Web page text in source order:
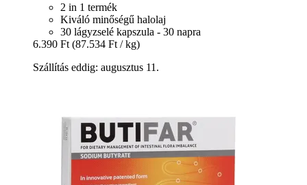
2 in 1 termék
Kiváló minőségű halolaj
30 lágyzselé kapszula - 30 napra
6.390 Ft (87.534 Ft / kg)
Szállítás eddig: augusztus 11.